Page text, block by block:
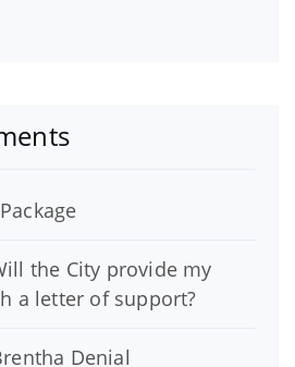
the City provide my
a letter of support?
Denial